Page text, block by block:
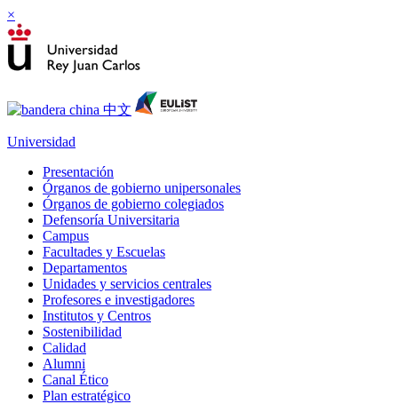
×
Universidad
Presentación
Órganos de gobierno unipersonales
Órganos de gobierno colegiados
Defensoría Universitaria
Campus
Facultades y Escuelas
Departamentos
Unidades y servicios centrales
Profesores e investigadores
Institutos y Centros
Sostenibilidad
Calidad
Alumni
Canal Ético
Plan estratégico